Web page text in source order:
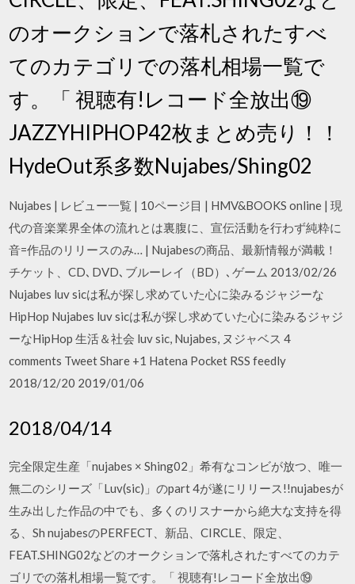
のオークションで落札されたすべ
てのカテゴリでの落札相場一覧で
す。「 視聴有!レコード全放出⑲
JAZZYHIPHOP42枚まとめ売り！！
HydeOut系多数Nujabes/Shing02
Nujabes | レビュー一覧 | 10ページ目 | HMV&BOOKS online | 現
代の音楽業界全体の流れとは裏腹に、宣伝活動を行わず純粋に
音=作品のリリースのみ… | Nujabesの商品、最新情報が満載！
チケット、CD､DVD､ブルーレイ（BD）､ゲーム 2013/02/26
Nujabes luv sicは私が探し求めていた心に染みるジャジーな
HipHop Nujabes luv sicは私が探し求めていた心に染みるジャジ
ーなHipHop 生活＆社会 luv sic, Nujabes, ヌジャベス 4
comments Tweet Share +1 Hatena Pocket RSS feedly
2018/12/20 2019/01/06
2018/04/14
完全限定生産「nujabes × Shing02」希有なコンビが放つ、唯一
無二のシリーズ「Luv(sic)」のpart 4が遂にリリース!!nujabesが
生み出した作品の中でも、多くのリスナーから絶大な支持を得
る、Sh nujabesのPERFECT、新品、CIRCLE、限定、
FEAT.SHING02などのオークションで落札されたすべてのカテ
ゴリでの落札相場一覧です。「 視聴有!レコード全放出⑲